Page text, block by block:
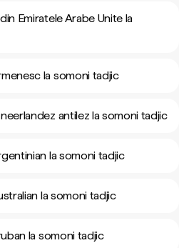
Emiratele Arabe Unite la
la somoni tadjic
antilez la somoni tadjic
la somoni tadjic
la somoni tadjic
la somoni tadjic